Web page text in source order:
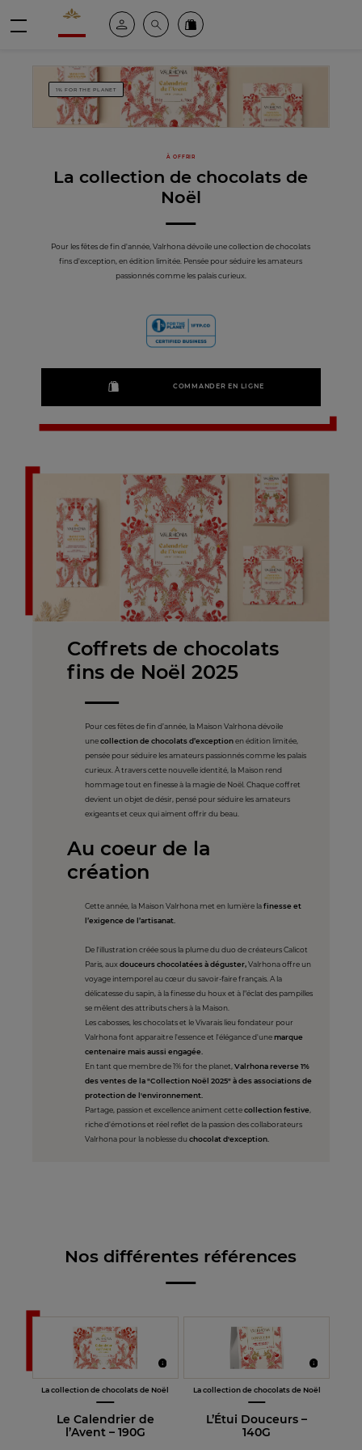
Valrhona - Imaginons le meilleur du chocolat
Espace clientRechercheCommandez en ligne
1% FOR THE PLANET
À OFFRIR
La collection de chocolats de
Noël
Pour les fêtes de fin d'année, Valrhona dévoile une collection de chocolats
fins d'exception, en édition limitée. Pensée pour séduire les amateurs
passionnés comme les palais curieux.
1% for the planet
COMMANDER EN LIGNE
Coffrets de chocolats
fins de Noël 2025
Pour ces fêtes de fin d’année, la Maison Valrhona dévoile
unecollection de chocolats d’exceptionen édition limitée,
pensée pour séduire les amateurs passionnés comme les palais
curieux. À travers cette nouvelle identité, la Maison rend
hommage tout en finesse à la magie de Noël. Chaque coffret
devient un objet de désir, pensé pour séduire les amateurs
exigeants et ceux qui aiment offrir du beau.
Au coeur de la
création
Cette année, la Maison Valrhona met en lumière lafinesse et
l’exigence de l’artisanat.
De l'illustration créée sous la plume du duo de créateurs Calicot
Paris, auxdouceurs chocolatées à déguster,Valrhona offre un
voyage intemporel au cœur du savoir-faire français. A la
délicatesse du sapin, à la finesse du houx et à l"éclat des pampilles
se mêlent des attributs chers à la Maison.
Les cabosses, les chocolats et le Vivarais lieu fondateur pour
Valrhona font apparaitre l'essence et l'élégance d'unemarque
centenaire mais aussi engagée.
En tant que membre de 1% for the planet,Valrhona reverse 1%
des ventes de la "Collection Noël 2025" à des associations de
protection de l'environnement.
Partage, passion et excellence animent cettecollection festive,
riche d'émotions et réel reflet de la passion des collaborateurs
Valrhona pour la noblesse du chocolat d'exception.
Nos différentes références
La collection de chocolats de Noël
Le Calendrier de
l’Avent – 190G
La collection de chocolats de Noël
L’Étui Douceurs –
140G